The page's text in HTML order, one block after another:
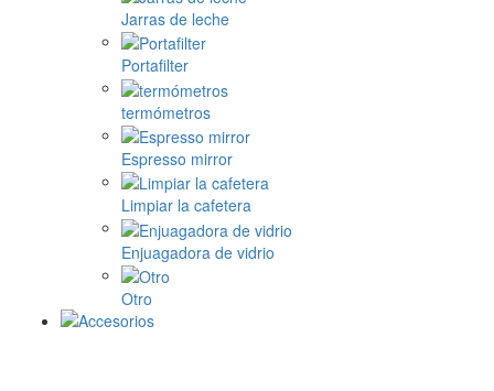
Jarras de leche
Portafilter
termómetros
Espresso mirror
Limpiar la cafetera
Enjuagadora de vidrio
Otro